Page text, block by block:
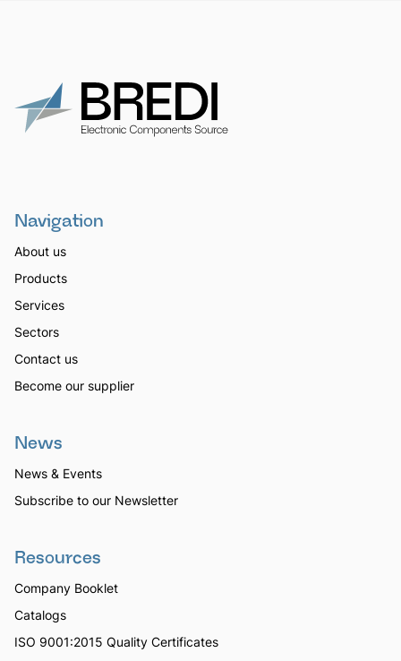
Navigation
About us
Products
Services
Sectors
Contact us
Become our supplier
News
News & Events
Subscribe to our Newsletter
Resources
Company Booklet
Catalogs
ISO 9001:2015 Quality Certificates